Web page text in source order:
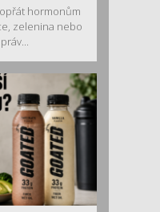
hormonům
zelenina nebo